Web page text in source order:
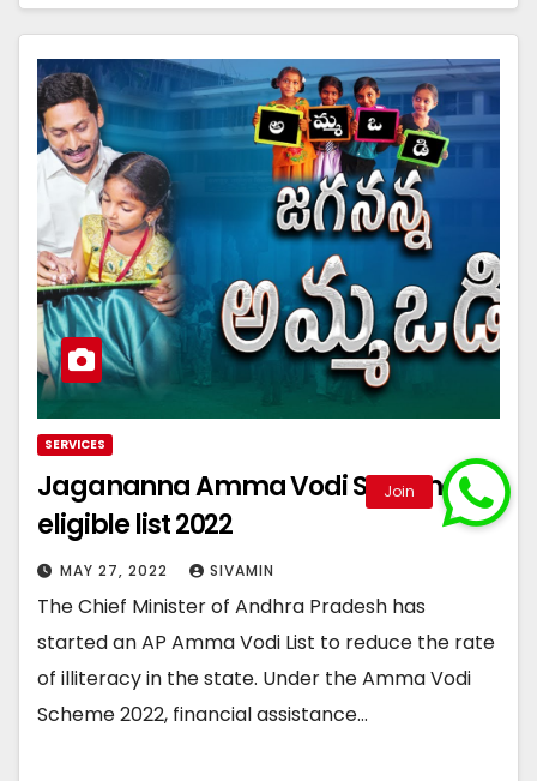
SERVICES
Jagananna Amma Vodi Scheme
eligible list 2022
MAY 27, 2022 SIVAMIN
The Chief Minister of Andhra Pradesh has
started an AP Amma Vodi List to reduce the rate
of illiteracy in the state. Under the Amma Vodi
Scheme 2022, financial assistance…